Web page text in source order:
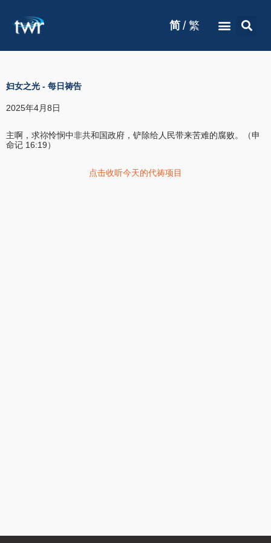
简 / 繁
妇女之光 - 每日祷告
2025年4月8日
主啊，求祢怜悯中非共和国政府，铲除给人民带来苦难的腐败。（申
命记 16:19）
点击收听今天的代祷项目